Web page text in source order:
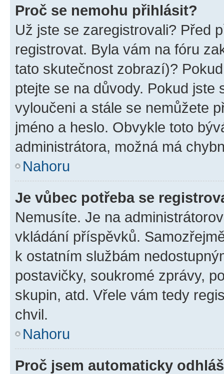
Proč se nemohu přihlásit?
Už jste se zaregistrovali? Před
registrovat. Byla vám na fóru
tato skutečnost zobrazí)?
ptejte se na důvody. Pokud jste
vyloučeni a stále se nemůžete
jméno a heslo. Obvykle toto
administrátora, možná má
Nahoru
Je vůbec potřeba se
Nemusíte. Je na
vkládání příspěvků.
k ostatním službám
postavičky, soukromé zprávy,
skupin, atd. Vřele vám tedy
chvil.
Nahoru
Proč jsem automaticky